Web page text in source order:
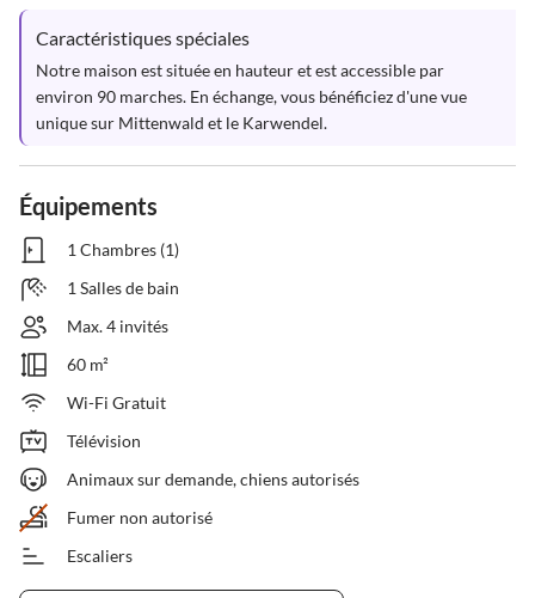
Caractéristiques spéciales
Notre maison est située en hauteur et est accessible par
environ 90 marches. En échange, vous bénéficiez d'une vue
unique sur Mittenwald et le Karwendel.
Équipements
1 Chambres (1)
1 Salles de bain
Max. 4 invités
60 m²
Wi-Fi Gratuit
Télévision
Animaux sur demande, chiens autorisés
Fumer non autorisé
Escaliers